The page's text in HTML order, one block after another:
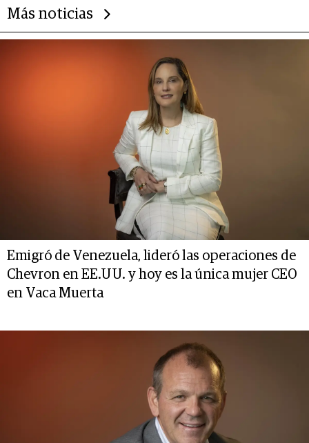
Más noticias
Emigró de Venezuela, lideró las operaciones de
Chevron en EE.UU. y hoy es la única mujer CEO
en Vaca Muerta